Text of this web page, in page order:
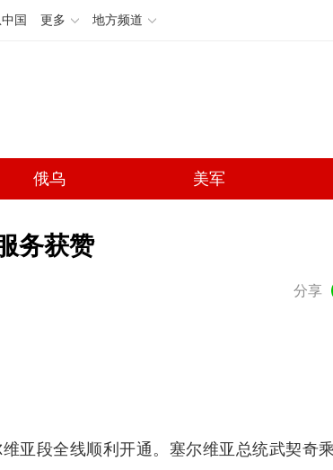
国 更多 地方频道
俄乌 美军
务获赞
分享
微博
亚段全线顺利开通。塞尔维亚总统武契奇